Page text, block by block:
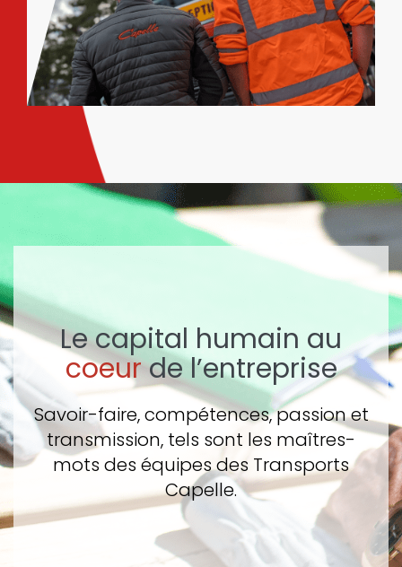
Le capital humain au
coeurde l’entreprise
Savoir-faire, compétences, passion et
transmission, tels sont les maîtres-
mots des équipes des Transports
Capelle.